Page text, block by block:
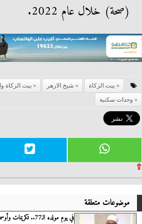
(صحة) خلال عام 2022.
بيت الزكاة شيخ الازهر بيت الزكاة
وحدات سكنية
⇧
موضوعات متعلقة
في يوم مولده الـ77.. تكريمات وأوسمة حصل عليها شيخ الأزهر